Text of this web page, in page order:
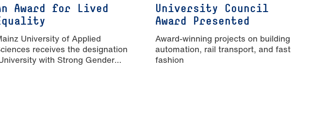
Award for Lived
University of Applied
receives the designation
with Strong Gender
University Council
Award Presented
Award-winning projects on building
automation, rail transport, and fast
fashion